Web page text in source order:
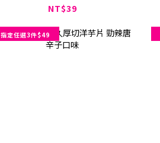
NT$39
指定任選3件$49